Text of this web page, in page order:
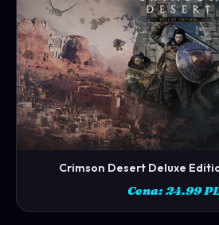
ZOBACZ →
Crimson Desert Deluxe
Cena: 24.99